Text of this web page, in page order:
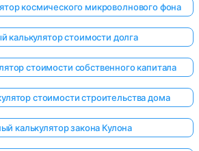
космического микроволнового фона
калькулятор стоимости долга
стоимости собственного капитала
стоимости строительства дома
калькулятор закона Кулона